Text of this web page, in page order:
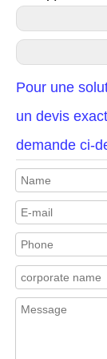
Pour une
un devis
demande ci-